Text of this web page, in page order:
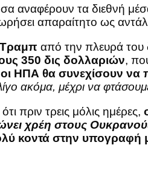
αναφέρουν τα διεθνή
απαραίτητο ως
από την πλευρά του
350 δις δολλαριών,
οι ΗΠΑ θα συνεχίσουν να
ακόμα, μέχρι να
πριν τρεις μόλις ημέρες,
χρέη στους
κοντά στην υπογραφή